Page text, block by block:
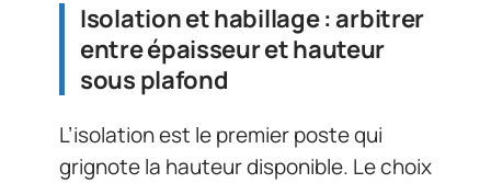
Isolation et habillage : arbitrer
entre épaisseur et hauteur
sous plafond
L’isolation est le premier poste qui
grignote la hauteur disponible. Le choix